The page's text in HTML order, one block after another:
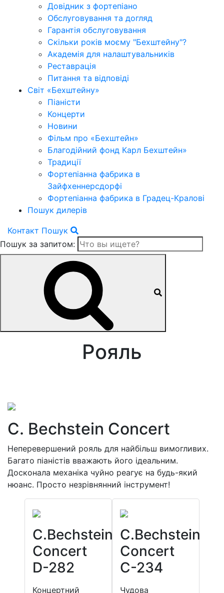
Довідник з фортепіано
Обслуговування та догляд
Гарантія обслуговування
Скільки років моєму "Бехштейну"?
Академія для налаштувальників
Реставрація
Питання та відповіді
Світ «Бехштейну»
Піаністи
Концерти
Новини
Фільм про «Бехштейн»
Благодійний фонд Карл Бехштейн»
Традиції
Фортепіанна фабрика в
Зайфхеннерсдорфi
Фортепіанна фабрика в Градец-Краловi
Пошук дилерів
Контакт Пошук
Пошук за запитом:
Рояль
C. Bechstein Concert
Неперевершений рояль для найбільш вимогливих.
Багато піаністів вважають його ідеальним.
Досконала механіка чуйно реагує на будь-який
нюанс. Просто незрівнянний інструмент!
C.Bechstein
Concert
D-282
Концертний
C.Bechstein
Concert
C-234
Чудова